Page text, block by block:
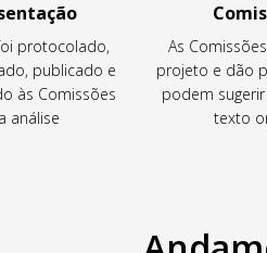
protocolado,
publicado e
às Comissões
análise
As
projeto e dão
podem
texto